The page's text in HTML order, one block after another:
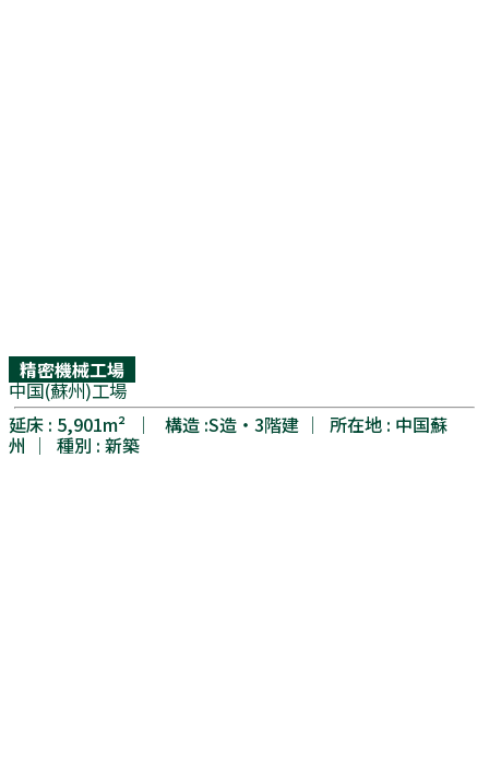
精密機械工場
中国(蘇州)工場
延床 : 5,901m² │ 構造 :S造・3階建 │ 所在地 : 中国蘇
州 │ 種別 : 新築